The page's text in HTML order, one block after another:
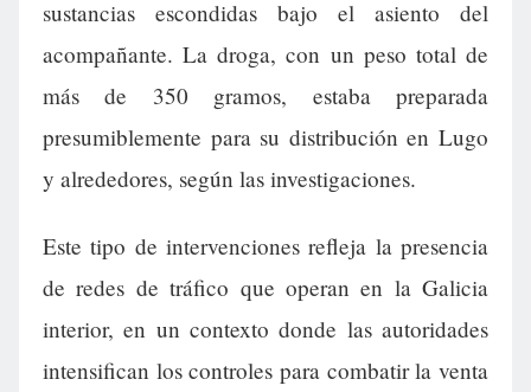
sustancias escondidas bajo el asiento del
acompañante. La droga, con un peso total de
más de 350 gramos, estaba preparada
presumiblemente para su distribución en Lugo
y alrededores, según las investigaciones.
Este tipo de intervenciones refleja la presencia
de redes de tráfico que operan en la Galicia
interior, en un contexto donde las autoridades
intensifican los controles para combatir la venta